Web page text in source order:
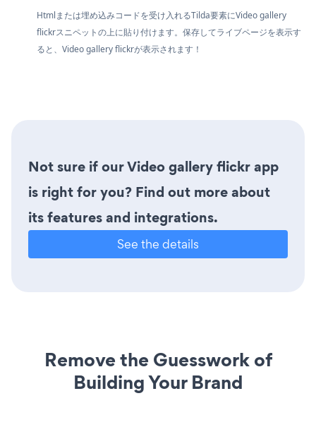
Htmlまたは埋め込みコードを受け入れるTilda要素にVideo gallery
flickrスニペットの上に貼り付けます。保存してライブページを表示す
ると、Video gallery flickrが表示されます！
Not sure if our Video gallery flickr app
is right for you? Find out more about
its features and integrations.
See the details
Remove the Guesswork of
Building Your Brand